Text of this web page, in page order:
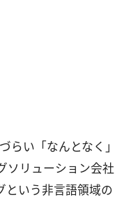
らい「なんとなく」
ソリューション会社
という非言語領域の